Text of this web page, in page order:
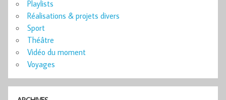
Playlists
Réalisations & projets divers
Sport
Théâtre
Vidéo du moment
Voyages